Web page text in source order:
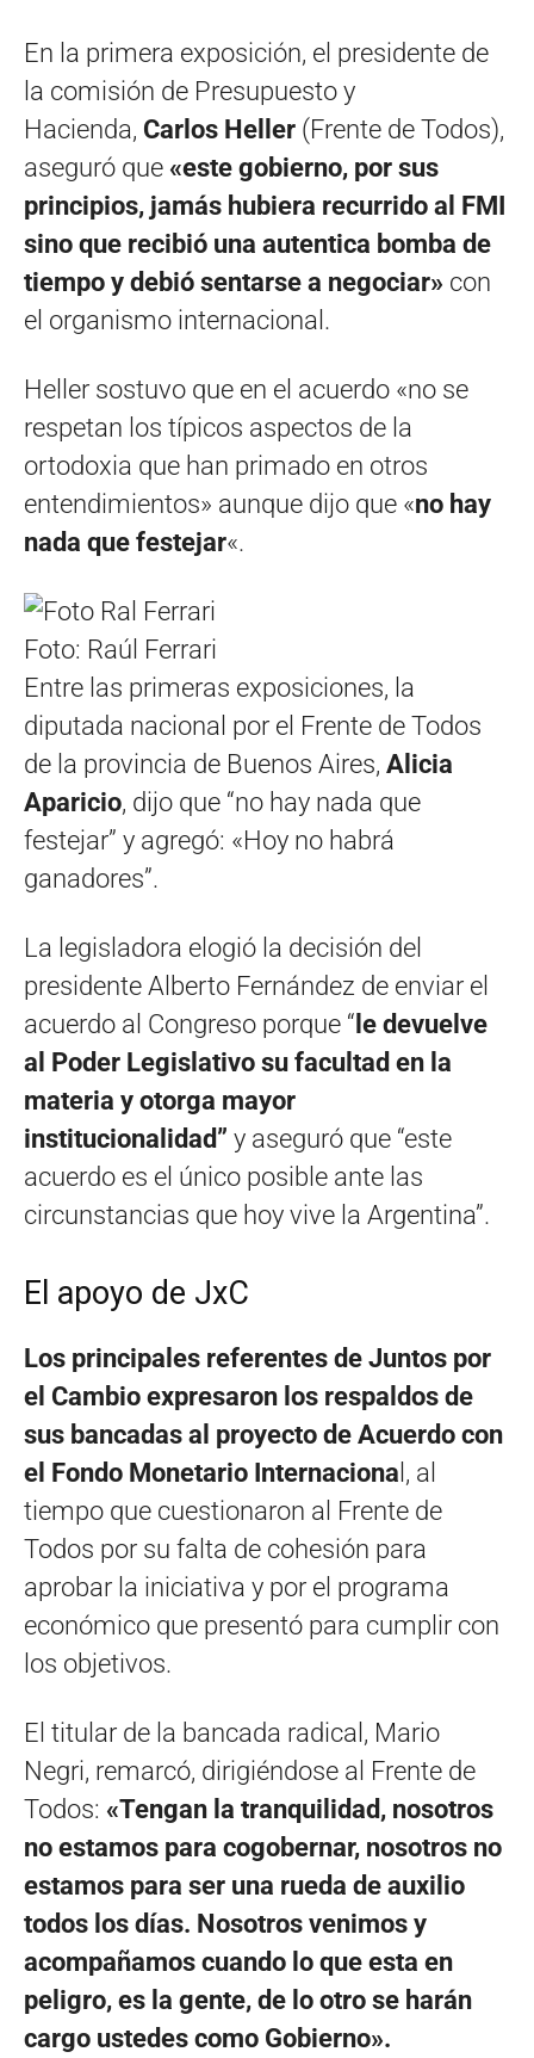
En la primera exposición, el presidente de
la comisión de Presupuesto y
Hacienda, Carlos Heller (Frente de Todos),
aseguró que «este gobierno, por sus
principios, jamás hubiera recurrido al FMI
sino que recibió una autentica bomba de
tiempo y debió sentarse a negociar» con
el organismo internacional.
Heller sostuvo que en el acuerdo «no se
respetan los típicos aspectos de la
ortodoxia que han primado en otros
entendimientos» aunque dijo que «no hay
nada que festejar«.
Foto: Raúl Ferrari
Entre las primeras exposiciones, la
diputada nacional por el Frente de Todos
de la provincia de Buenos Aires, Alicia
Aparicio, dijo que “no hay nada que
festejar” y agregó: «Hoy no habrá
ganadores”.
La legisladora elogió la decisión del
presidente Alberto Fernández de enviar el
acuerdo al Congreso porque “ le devuelve
al Poder Legislativo su facultad en la
materia y otorga mayor
institucionalidad” y aseguró que “este
acuerdo es el único posible ante las
circunstancias que hoy vive la Argentina”.
El apoyo de JxC
Los principales referentes de Juntos por
el Cambio expresaron los respaldos de
sus bancadas al proyecto de Acuerdo con
el Fondo Monetario Internaciona l, al
tiempo que cuestionaron al Frente de
Todos por su falta de cohesión para
aprobar la iniciativa y por el programa
económico que presentó para cumplir con
los objetivos.
El titular de la bancada radical, Mario
Negri, remarcó, dirigiéndose al Frente de
Todos: «Tengan la tranquilidad, nosotros
no estamos para cogobernar, nosotros no
estamos para ser una rueda de auxilio
todos los días. Nosotros venimos y
acompañamos cuando lo que esta en
peligro, es la gente, de lo otro se harán
cargo ustedes como Gobierno».